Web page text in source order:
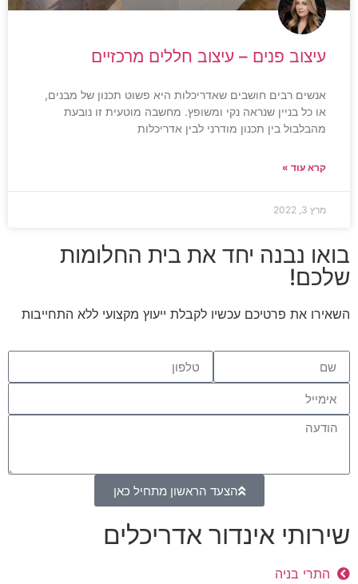
עיצוב פנים – עיצוב חללים מרכזיים
אנשים רבים חושבים שאדריכלות היא פשוט תכנון של מבנים,
או כל בניין שנראה נקי ומשופץ. מחשבה מוטעית זו נובעת
מהבלבול בין תכנון מודרני לבין אדריכלות
קרא עוד »
מרץ 3, 2022
בואו נבנה יחד את בית החלומות
שלכם!
השאירו את פרטיכם עכשיו לקבלת ייעוץ מקצועי ללא התחייבות
הצעד הראשון מתחיל כאן
שירותי אינדור אדריכלים
התרי בניה